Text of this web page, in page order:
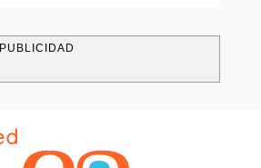
PUBLICIDAD